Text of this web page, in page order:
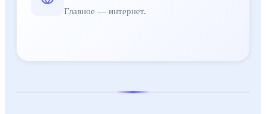
Главное — интернет.